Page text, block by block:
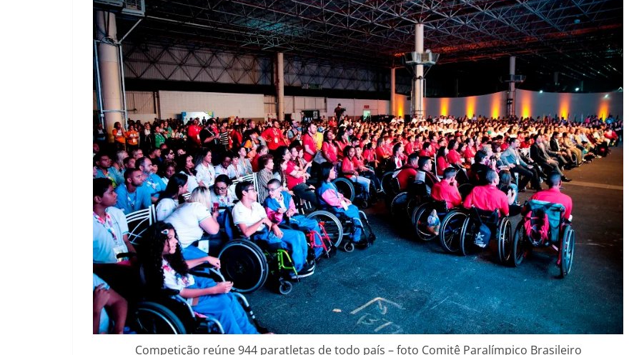
Competição reúne 944 paratletas de todo país – foto Comitê Paralímpico Brasileiro